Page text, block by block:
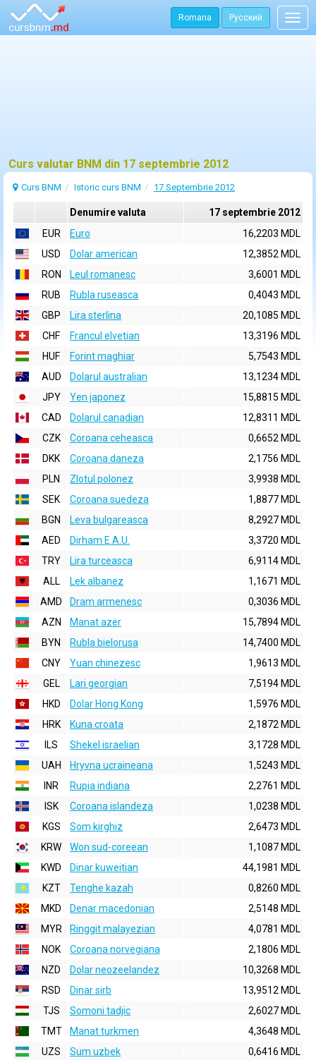
Romana Русский
Curs valutar BNM din 17 septembrie 2012
Curs BNM Istoric curs BNM 17 Septembrie 2012
Denumire valuta
17 septembrie 2012
EUR
Euro
16,2203 MDL
USD
Dolar american
12,3852 MDL
RON
Leul romanesc
3,6001 MDL
RUB
Rubla ruseasca
0,4043 MDL
GBP
Lira sterlina
20,1085 MDL
CHF
Francul elvetian
13,3196 MDL
HUF
Forint maghiar
5,7543 MDL
AUD
Dolarul australian
13,1234 MDL
JPY
Yen japonez
15,8815 MDL
CAD
Dolarul canadian
12,8311 MDL
CZK
Coroana ceheasca
0,6652 MDL
DKK
Coroana daneza
2,1756 MDL
PLN
Zlotul polonez
3,9938 MDL
SEK
Coroana suedeza
1,8877 MDL
BGN
Leva bulgareasca
8,2927 MDL
AED
Dirham E.A.U.
3,3720 MDL
TRY
Lira turceasca
6,9114 MDL
ALL
Lek albanez
1,1671 MDL
AMD
Dram armenesc
0,3036 MDL
AZN
Manat azer
15,7894 MDL
BYN
Rubla bielorusa
14,7400 MDL
CNY
Yuan chinezesc
1,9613 MDL
GEL
Lari georgian
7,5194 MDL
HKD
Dolar Hong Kong
1,5976 MDL
HRK
Kuna croata
2,1872 MDL
ILS
Shekel israelian
3,1728 MDL
UAH
Hryvna ucraineana
1,5243 MDL
INR
Rupia indiana
2,2761 MDL
ISK
Coroana islandeza
1,0238 MDL
KGS
Som kirghiz
2,6473 MDL
KRW
Won sud-coreean
1,1087 MDL
KWD
Dinar kuweitian
44,1981 MDL
KZT
Tenghe kazah
0,8260 MDL
MKD
Denar macedonian
2,5148 MDL
MYR
Ringgit malayezian
4,0781 MDL
NOK
Coroana norvegiana
2,1806 MDL
NZD
Dolar neozeelandez
10,3268 MDL
RSD
Dinar sirb
13,9512 MDL
TJS
Somoni tadjic
2,6027 MDL
TMT
Manat turkmen
4,3648 MDL
UZS
Sum uzbek
0,6416 MDL